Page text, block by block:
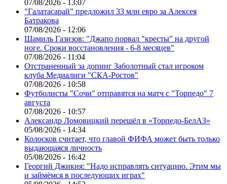
07/08/2026 - 13:07
"Галатасарай" предложил 33 млн евро за Алексея
Батракова
07/08/2026 - 12:06
Шамиль Газизов: "Джапо порвал "кресты" на другой
ноге. Сроки восстановления - 6-8 месяцев"
07/08/2026 - 11:04
Отстраненный за допинг Заболотный стал игроком
клуба Медиалиги "СКА-Ростов"
07/08/2026 - 10:58
Футболисты "Сочи" отправятся на матч с "Торпедо" 7
августа
07/08/2026 - 10:57
Александр Ломовицкий перешёл в «Торпедо-БелАЗ»
05/08/2026 - 14:34
Колосков считает, что главой ФИФА может быть только
выдающаяся личность
05/08/2026 - 16:42
Георгий Джикия: "Надо исправлять ситуацию. Этим мы
и займёмся в последующих играх"